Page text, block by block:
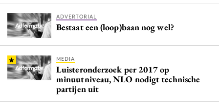
ADVERTORIAL
Bestaat een (loop)baan nog wel?
MEDIA
Luisteronderzoek per 2017 op
minuutniveau, NLO nodigt technische
partijen uit